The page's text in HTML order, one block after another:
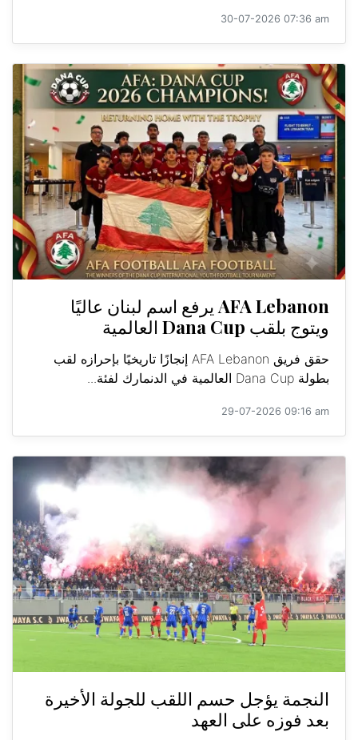
30-07-2026 07:36 am
AFA Lebanon يرفع اسم لبنان عاليًا
ويتوج بلقب Dana Cup العالمية
حقق فريق AFA Lebanon إنجازًا تاريخيًا بإحرازه لقب
بطولة Dana Cup العالمية في الدنمارك لفئة...
29-07-2026 09:16 am
النجمة يؤجل حسم اللقب للجولة الأخيرة
بعد فوزه على العهد